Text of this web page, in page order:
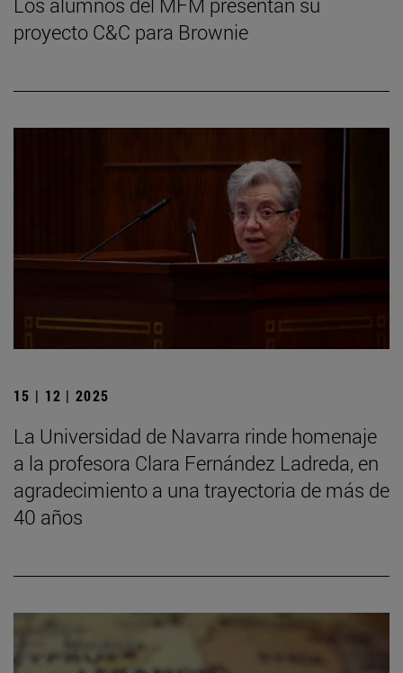
proyecto C&C para Brownie
15 | 12 | 2025
La Universidad de Navarra rinde homenaje
a la profesora Clara Fernández Ladreda, en
agradecimiento a una trayectoria de más de
40 años